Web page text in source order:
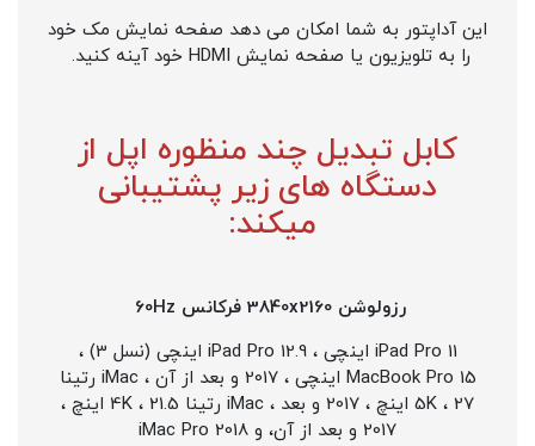
این آداپتور به شما امکان می دهد صفحه نمایش مک خود
را به تلویزیون یا صفحه نمایش HDMI خود آینه کنید.
کابل تبدیل چند منظوره اپل از
دستگاه های زیر پشتیبانی
میکند:
رزولوشن 3840x2160 فرکانس 60Hz
iPad Pro 11 اینچی ، iPad Pro 12.9 اینچی (نسل 3) ،
MacBook Pro 15 اینچی ، 2017 و بعد از آن ، iMac رتینا
5K ، 27 اینچ ، 2017 و بعد ، iMac
رتینا
4K ، 21.5 اینچ ،
2017 و بعد از آن، و iMac Pro 2018